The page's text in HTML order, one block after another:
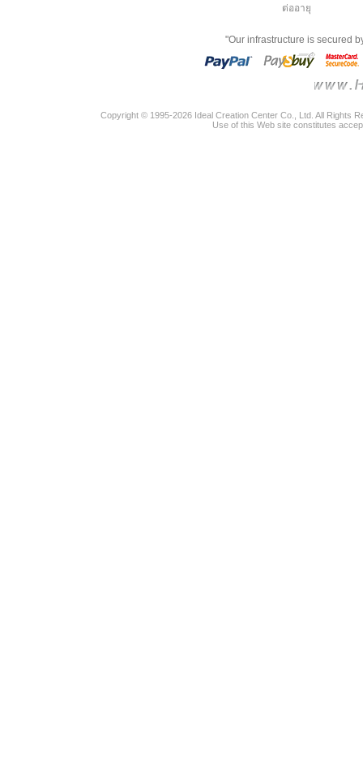
ต่ออายุ
"Our infrastructure is secured
Copyright © 1995-2026 Ideal Creation Center Co., Ltd. All Rights
Use of this Web site constitutes